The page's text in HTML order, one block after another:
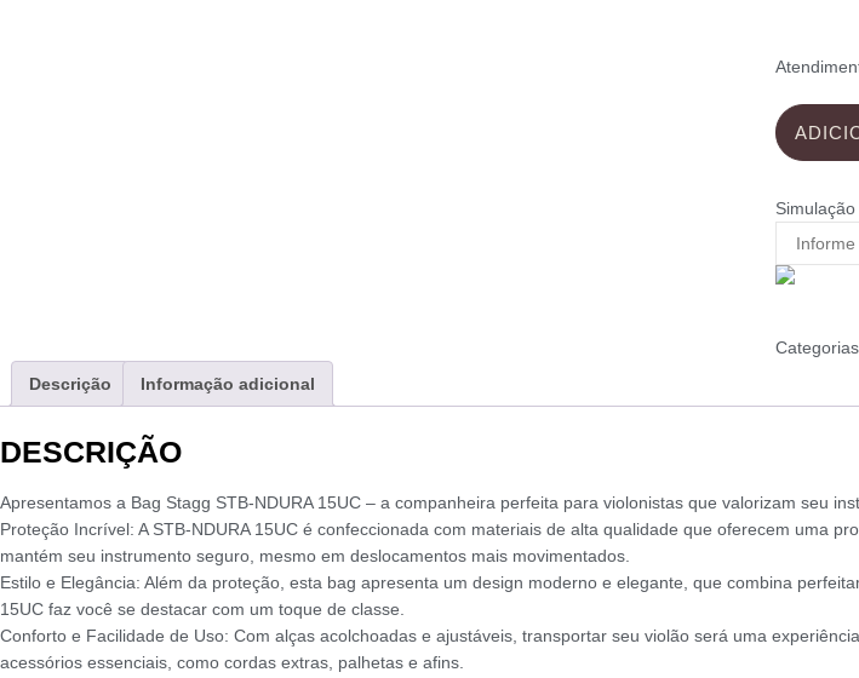
Categorias
Descrição
Informação adicional
DESCRIÇÃO
Apresentamos a Bag Stagg STB-NDURA 15UC – a companheira perfeita para violonistas que valorizam seu
Proteção Incrível: A STB-NDURA 15UC é confeccionada com materiais de alta qualidade que oferecem uma
mantém seu instrumento seguro, mesmo em deslocamentos mais movimentados.
Estilo e Elegância: Além da proteção, esta bag apresenta um design moderno e elegante, que combina
15UC faz você se destacar com um toque de classe.
Conforto e Facilidade de Uso: Com alças acolchoadas e ajustáveis, transportar seu violão será uma
acessórios essenciais, como cordas extras, palhetas e afins.